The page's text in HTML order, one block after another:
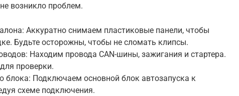
возникло проблем.
Аккуратно снимаем пластиковые панели, чтобы
Будьте осторожны, чтобы не сломать клипсы.
Находим провода CAN-шины, зажигания и стартера.
проверки.
блока: Подключаем основной блок автозапуска к
схеме подключения.